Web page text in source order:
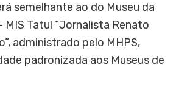
semelhante ao do Museu da
MIS Tatuí “Jornalista Renato
administrado pelo MHPS,
padronizada aos Museus de